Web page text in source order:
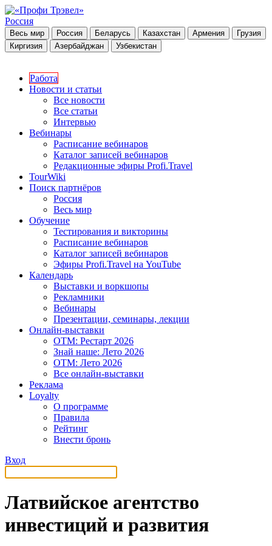
Россия
Весь мир Россия Беларусь Казахстан Армения
Грузия
Киргизия
Азербайджан Узбекистан
Работа
Новости и статьи
Все новости
Все статьи
Интервью
Вебинары
Расписание вебинаров
Каталог записей вебинаров
Редакционные эфиры Profi.Travel
TourWiki
Поиск партнёров
Россия
Весь мир
Обучение
Тестирования и викторины
Расписание вебинаров
Каталог записей вебинаров
Эфиры Profi.Travel на YouTube
Календарь
Выставки и воркшопы
Рекламники
Вебинары
Презентации, семинары, лекции
Онлайн-выставки
OTM: Рестарт 2026
Знай наше: Лето 2026
OTM: Лето 2026
Все онлайн-выставки
Реклама
Loyalty
О программе
Правила
Рейтинг
Внести бронь
Вход
Латвийское агентство
инвестиций и развития